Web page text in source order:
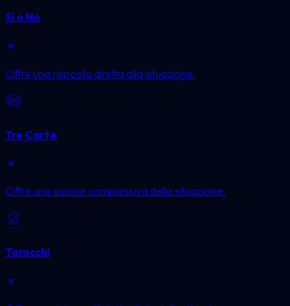
Sì o No
Offre una risposta diretta alla situazione.
Tre Carte
Offre una visione complessiva della situazione.
Tarocchi